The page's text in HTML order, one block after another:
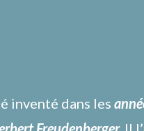
inventé dans les